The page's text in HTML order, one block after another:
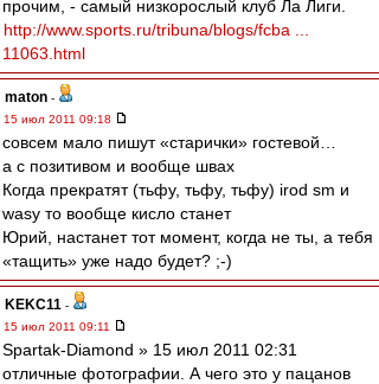
прочим, - самый низкорослый клуб Ла Лиги.
http://www.sports.ru/tribuna/blogs/fcba ...
11063.html
maton -
15 июл 2011 09:18
совсем мало пишут «старички» гостевой…
а с позитивом и вообще швах
Когда прекратят (тьфу, тьфу, тьфу) irod sm и
wasy то вообще кисло станет
Юрий, настанет тот момент, когда не ты, а тебя
«тащить» уже надо будет? ;-)
KEKC11 -
15 июл 2011 09:11
Spartak-Diamond » 15 июл 2011 02:31
отличные фотографии. А чего это у пацанов